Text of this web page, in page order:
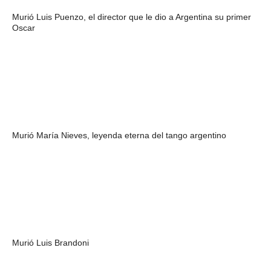
Murió Luis Puenzo, el director que le dio a Argentina su primer
Oscar
Murió María Nieves, leyenda eterna del tango argentino
Murió Luis Brandoni